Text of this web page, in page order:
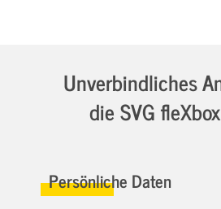
Unverbindliches
die SVG fleXbox
Persönliche Daten